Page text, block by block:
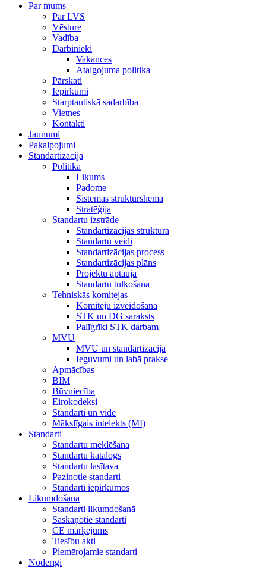
Par mums
Par LVS
Vēsture
Vadība
Darbinieki
Vakances
Atalgojuma politika
Pārskati
Iepirkumi
Starptautiskā sadarbība
Vietnes
Kontakti
Jaunumi
Pakalpojumi
Standartizācija
Politika
Likums
Padome
Sistēmas struktūrshēma
Stratēģija
Standartu izstrāde
Standartizācijas struktūra
Standartu veidi
Standartizācijas process
Standartizācijas plāns
Projektu aptauja
Standartu tulkošana
Tehniskās komitejas
Komiteju izveidošana
STK un DG saraksts
Palīgrīki STK darbam
MVU
MVU un standartizācija
Ieguvumi un labā prakse
Apmācības
BIM
Būvniecība
Eirokodeksi
Standarti un vide
Mākslīgais intelekts (MI)
Standarti
Standartu meklēšana
Standartu katalogs
Standartu lasītava
Paziņotie standarti
Standarti iepirkumos
Likumdošana
Standarti likumdošanā
Saskaņotie standarti
CE marķējums
Tiesību akti
Piemērojamie standarti
Noderīgi